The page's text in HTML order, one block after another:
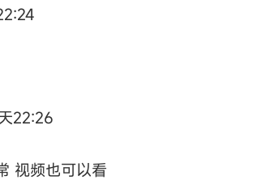
22:26
视频也可以看